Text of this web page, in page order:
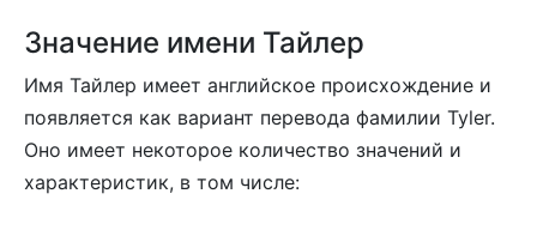
Значение имени Тайлер
Имя Тайлер имеет английское происхождение и
появляется как вариант перевода фамилии Tyler.
Оно имеет некоторое количество значений и
характеристик, в том числе: